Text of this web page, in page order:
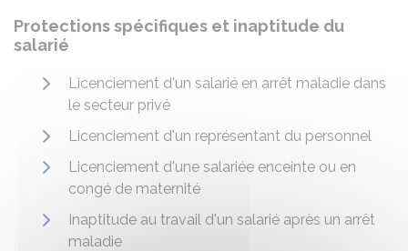
Protections spécifiques et inaptitude du
salarié
Licenciement d'un salarié en arrêt maladie dans
le secteur privé
Licenciement d'un représentant du personnel
Licenciement d'une salariée enceinte ou en
congé de maternité
Inaptitude au travail d'un salarié après un arrêt
maladie